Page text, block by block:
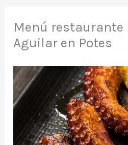
Menú restaurante
Aguilar en Potes